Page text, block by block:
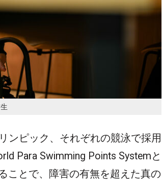
ンピック、それぞれの競泳で採用
Para Swimming Points Systemと
ことで、障害の有無を超えた真の